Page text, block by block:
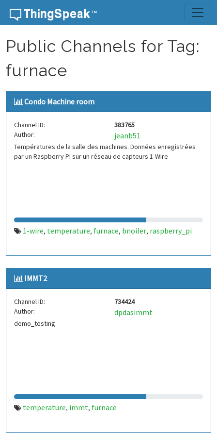
Skip to content
Public Channels for Tag:
furnace
Condo Machine room
Channel ID:
383765
Author:
jeanb51
Températures de la salle des machines. Données enregistrées
par un Raspberry PI sur un réseau de capteurs 1-Wire
1-wire, temperature, furnace, bnoiler, raspberry_pi
IMMT2
Channel ID:
734424
Author:
dpdasimmt
demo_testing
temperature, immt, furnace